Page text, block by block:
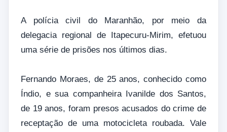
A polícia civil do Maranhão, por meio da
delegacia regional de Itapecuru-Mirim, efetuou
uma série de prisões nos últimos dias.
Fernando Moraes, de 25 anos, conhecido como
Índio, e sua companheira Ivanilde dos Santos,
de 19 anos, foram presos acusados do crime de
receptação de uma motocicleta roubada. Vale